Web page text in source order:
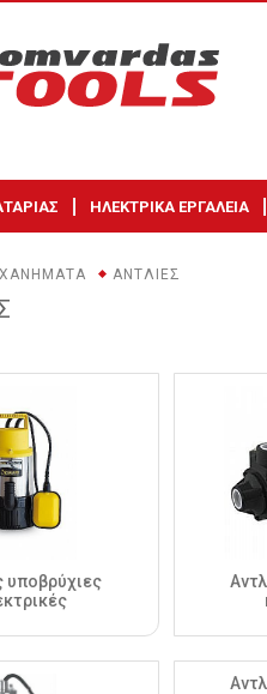
ΗΛΕΚΤΡΙΚΑ ΕΡΓΑΛΕΙΑ
ΑΝΤΛΙΕΣ
υποβρύχιες